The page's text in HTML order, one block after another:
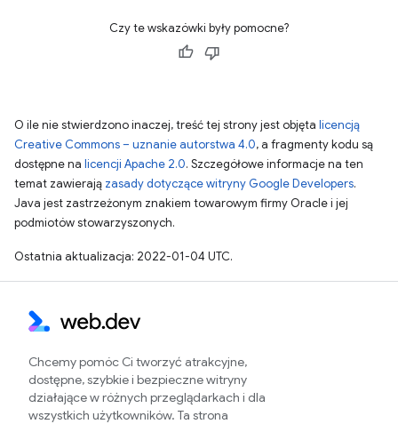
Czy te wskazówki były pomocne?
O ile nie stwierdzono inaczej, treść tej strony jest objęta licencją
Creative Commons – uznanie autorstwa 4.0, a fragmenty kodu są
dostępne na licencji Apache 2.0. Szczegółowe informacje na ten
temat zawierają zasady dotyczące witryny Google Developers.
Java jest zastrzeżonym znakiem towarowym firmy Oracle i jej
podmiotów stowarzyszonych.
Ostatnia aktualizacja: 2022-01-04 UTC.
Chcemy pomóc Ci tworzyć atrakcyjne,
dostępne, szybkie i bezpieczne witryny
działające w różnych przeglądarkach i dla
wszystkich użytkowników. Ta strona